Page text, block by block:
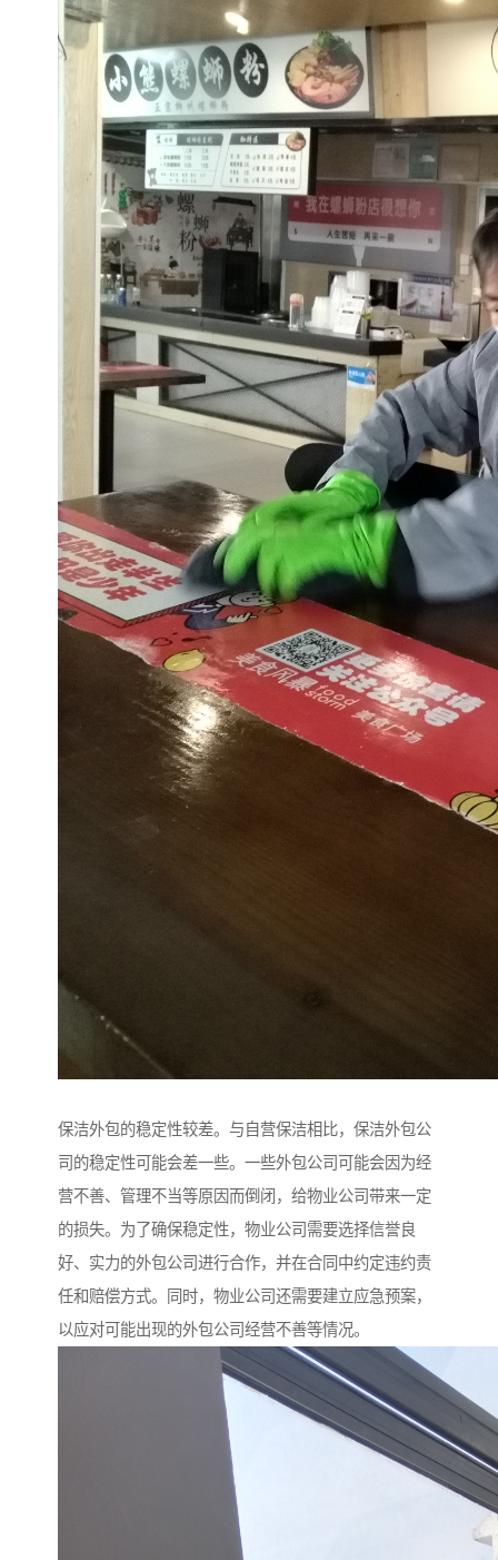
保洁外包的稳定性较差。与自营保洁相比，保洁外包公
司的稳定性可能会差一些。一些外包公司可能会因为经
营不善、管理不当等原因而倒闭，给物业公司带来一定
的损失。为了确保稳定性，物业公司需要选择信誉良
好、实力的外包公司进行合作，并在合同中约定违约责
任和赔偿方式。同时，物业公司还需要建立应急预案，
以应对可能出现的外包公司经营不善等情况。